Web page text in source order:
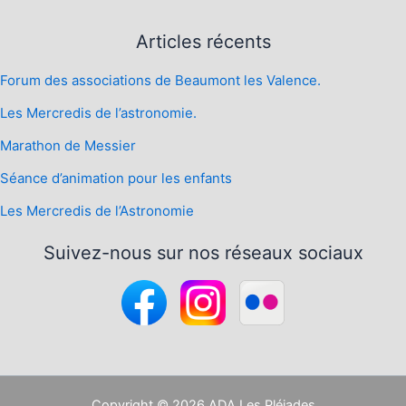
Articles récents
Forum des associations de Beaumont les Valence.
Les Mercredis de l’astronomie.
Marathon de Messier
Séance d’animation pour les enfants
Les Mercredis de l’Astronomie
Suivez-nous sur nos réseaux sociaux